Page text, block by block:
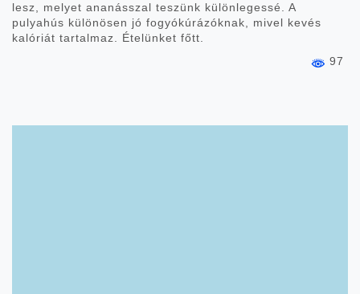
lesz, melyet ananásszal teszünk különlegessé. A
pulyahús különösen jó fogyókúrázóknak, mivel kevés
kalóriát tartalmaz. Ételünket főtt.
97